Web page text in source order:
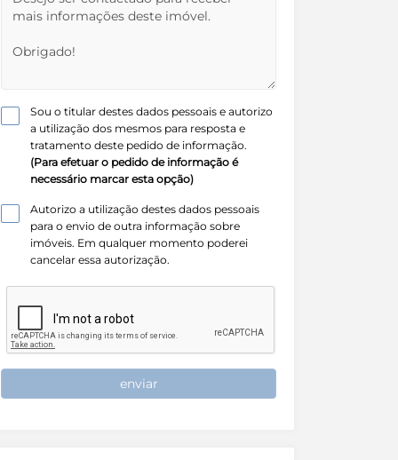
Sou o titular destes dados pessoais e autorizo
a utilização dos mesmos para resposta e
tratamento deste pedido de informação.
(Para efetuar o pedido de informação é
necessário marcar esta opção)
Autorizo a utilização destes dados pessoais
para o envio de outra informação sobre
imóveis. Em qualquer momento poderei
cancelar essa autorização.
enviar